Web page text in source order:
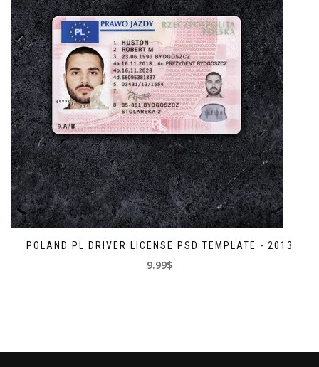
POLAND PL DRIVER LICENSE PSD TEMPLATE - 2013
9.99$